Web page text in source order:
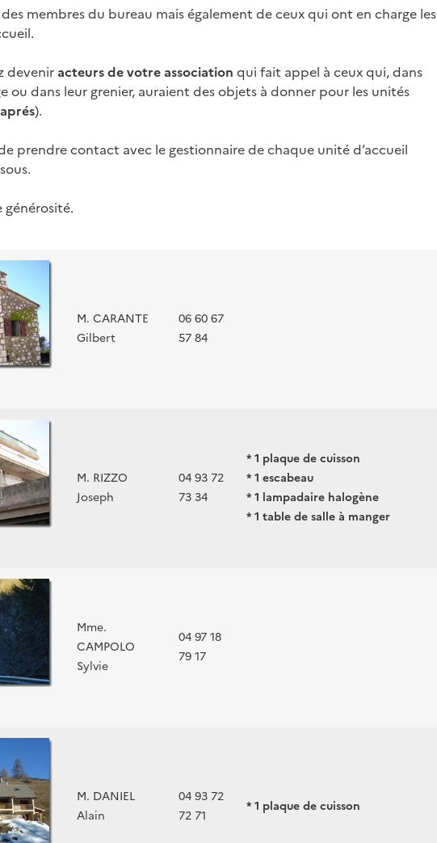
des membres du bureau mais également de ceux qui ont en charge les
deveniracteurs de votre association qui fait appel à ceux qui, dans
ou dans leur grenier, auraient des objets à donner pour les unités
).
prendre contact avec le gestionnaire de chaque unité d’accueil
M. CARANTE
Gilbert
06 60 67
57 84
M. RIZZO
Joseph
04 93 72
73 34
* 1 plaque de cuisson
* 1 escabeau
* 1 lampadaire halogène
* 1 table de salle à manger
Mme.
CAMPOLO
Sylvie
04 97 18
79 17
M. DANIEL
Alain
04 93 72
72 71
* 1 plaque de cuisson